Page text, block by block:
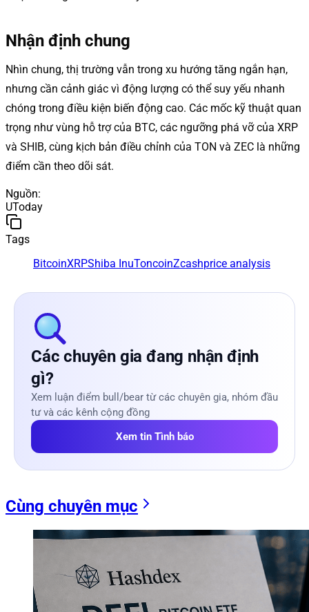
Nhận định chung
Nhìn chung, thị trường vẫn trong xu hướng tăng ngắn hạn,
nhưng cần cảnh giác vì động lượng có thể suy yếu nhanh
chóng trong điều kiện biến động cao. Các mốc kỹ thuật quan
trọng như vùng hỗ trợ của BTC, các ngưỡng phá vỡ của XRP
và SHIB, cùng kịch bản điều chỉnh của TON và ZEC là những
điểm cần theo dõi sát.
Nguồn:
UToday
Tags
BitcoinXRPShiba InuToncoinZcashprice analysis
Các chuyên gia đang nhận định
gì?
Xem luận điểm bull/bear từ các chuyên gia, nhóm đầu
tư và các kênh cộng đồng
Xem tin Tình báo
Cùng chuyên mục